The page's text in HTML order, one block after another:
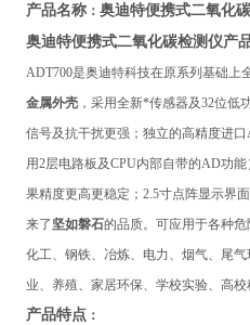
产品名称： 奥迪特便携式二氧化
奥迪特便携式二氧化碳检测仪产
ADT700是奥迪特科技在原系列基础上
金属外壳，采用全新*传感器及32位低
信号及抗干扰更强；独立的高精度进
用2层电路板及CPU内部自带的AD功
果精度更高更稳定；2.5寸点阵显示界
来了 坚如磐石的品质。可应用于各种
化工、钢铁、冶炼、电力、烟气、尾
业、养殖、家居环保、学校实验、高校
产品特点 ：